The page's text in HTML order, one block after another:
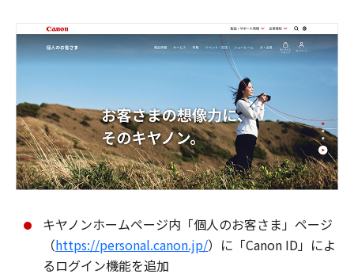
キヤノンホームページ内「個人のお客さま」ページ
（https://personal.canon.jp/）に「Canon ID」によ
るログイン機能を追加